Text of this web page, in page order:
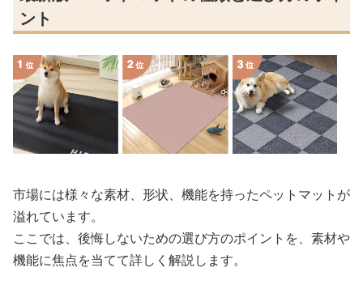
ント
市場には様々な素材、形状、機能を持ったペットマットが
溢れています。
ここでは、後悔しないための選び方のポイントを、素材や
機能に焦点を当てて詳しく解説します。